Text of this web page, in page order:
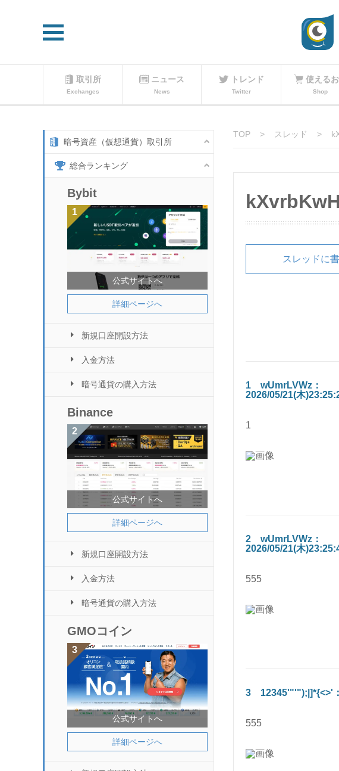
取引所
Exchanges
ニュース
News
トレンド
Twitter
使える
Shop
TOP スレッド
kXvrbKwH
スレッドに
1
wUmrLVWz：
2026/05/21(木
1
2
wUmrLVWz：
2026/05/21(木
555
3 12345'"'");|]*{<>'
555
暗号資産（仮想通貨）取引所
総合ランキング
Bybit
公式サイトへ
詳細ページへ
新規口座開設方法
入金方法
暗号通貨の購入方法
Binance
公式サイトへ
詳細ページへ
新規口座開設方法
入金方法
暗号通貨の購入方法
GMOコイン
公式サイトへ
詳細ページへ